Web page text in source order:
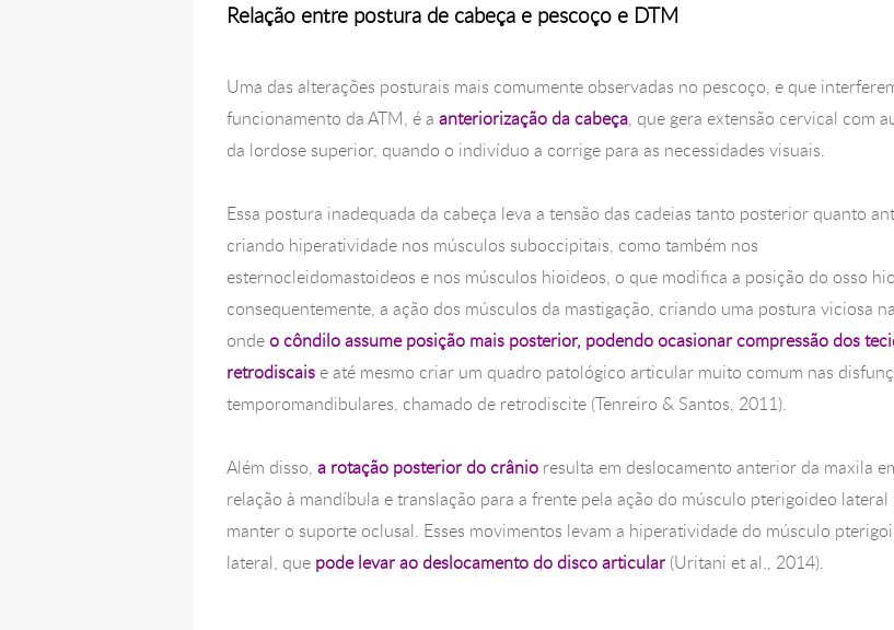
Relação entre postura de cabeça e pescoço e DTM
Uma das alterações posturais mais comumente observadas no pescoço, e que
funcionamento da ATM, é a anteriorização da cabeça, que gera extensão cervical com
da lordose superior, quando o indivíduo a corrige para as necessidades visuais.
Essa postura inadequada da cabeça leva a tensão das cadeias tanto posterior quanto
criando hiperatividade nos músculos suboccipitais, como também nos
esternocleidomastoideos e nos músculos hioideos, o que modifica a posição do osso
consequentemente, a ação dos músculos da mastigação, criando uma postura viciosa
ondeo côndilo assume posição mais posterior, podendo ocasionar compressão dos
retrodiscais e até mesmo criar um quadro patológico articular muito comum nas
temporomandibulares, chamado de retrodiscite (Tenreiro & Santos, 2011).
Além disso, a rotação posterior do crânioresulta em deslocamento anterior da maxila
relação à mandíbula e translação para a frente pela ação do músculo pterigoideo lateral
manter o suporte oclusal. Esses movimentos levam a hiperatividade do músculo
lateral, que pode levar ao deslocamento do disco articular(Uritani et al., 2014).